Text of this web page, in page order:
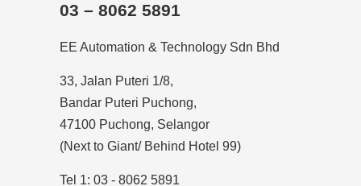
03 – 8062 5891
EE Automation & Technology Sdn Bhd
33, Jalan Puteri 1/8,
Bandar Puteri Puchong,
47100 Puchong, Selangor
(Next to Giant/ Behind Hotel 99)
Tel 1: 03 - 8062 5891